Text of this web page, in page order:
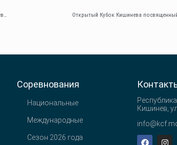
Открытая регата Спортивной Специализированной Школы по гребле на байдарках и каное г. Кишинева: Борис Яцюк Приглашает Открытый Кубок Кишинева
Соревнования
Национальные
Международные
Сезон 2026 года
Кишинев,